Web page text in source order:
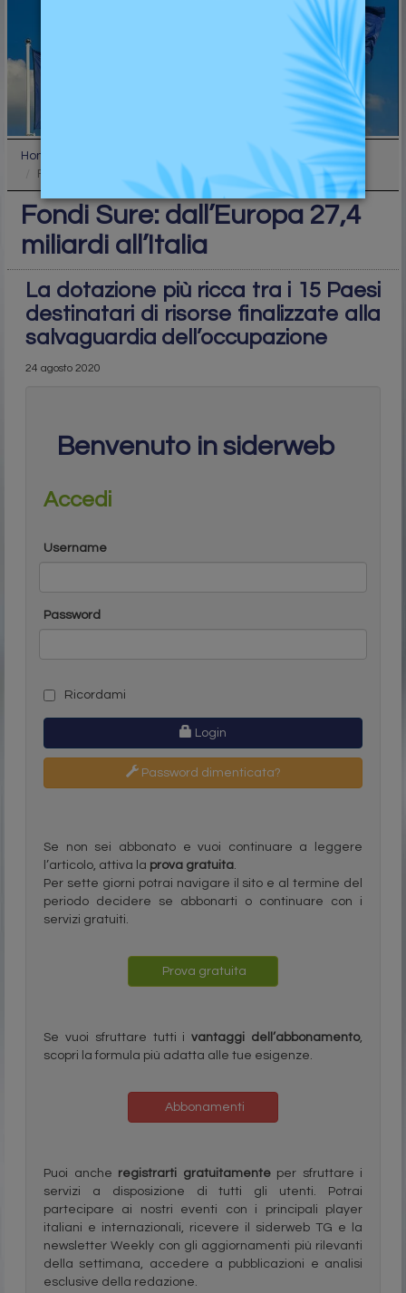
Home
Fondi Sure: dall’Europa 27,4 miliardi all’Italia
Fondi Sure: dall’Europa 27,4
miliardi all’Italia
La dotazione più ricca tra i 15 Paesi
destinatari di risorse finalizzate alla
salvaguardia dell’occupazione
24 agosto 2020
Benvenuto in siderweb
Accedi
Username
Password
Ricordami
Login
Password dimenticata?
Se non sei abbonato e vuoi continuare a leggere
l’articolo, attiva la prova gratuita.
Per sette giorni potrai navigare il sito e al termine del
periodo decidere se abbonarti o continuare con i
servizi gratuiti.
Prova gratuita
Se vuoi sfruttare tutti ivantaggi dell’abbonamento,
scopri la formula più adatta alle tue esigenze.
Abbonamenti
Puoi anche registrarti gratuitamenteper sfruttare i
servizi a disposizione di tutti gli utenti. Potrai
partecipare ai nostri eventi con i principali player
italiani e internazionali, ricevere il siderweb TG e la
newsletter Weekly con gli aggiornamenti più rilevanti
della settimana, accedere a pubblicazioni e analisi
esclusive della redazione.